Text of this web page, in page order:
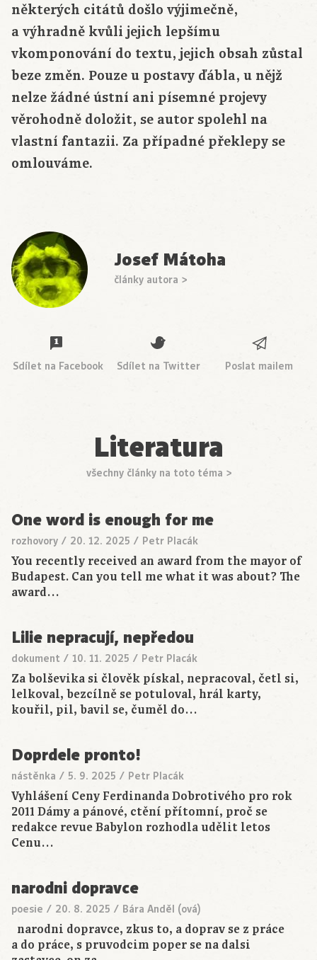
některých citátů došlo výjimečně,
a výhradně kvůli jejich lepšímu
vkomponování do textu, jejich obsah zůstal
beze změn. Pouze u postavy ďábla, u nějž
nelze žádné ústní ani písemné projevy
věrohodně doložit, se autor spolehl na
vlastní fantazii. Za případné překlepy se
omlouváme.
Josef Mátoha
články autora >
Sdílet na Facebook Sdílet na Twitter Poslat mailem
Literatura
všechny články na toto téma >
One word is enough for me
rozhovory / 20. 12. 2025 / Petr Placák
You recently received an award from the mayor of
Budapest. Can you tell me what it was about? The
award…
Lilie nepracují, nepředou
dokument / 10. 11. 2025 / Petr Placák
Za bolševika si člověk pískal, nepracoval, četl si,
lelkoval, bezcílně se potuloval, hrál karty,
kouřil, pil, bavil se, čuměl do…
Doprdele pronto!
nástěnka / 5. 9. 2025 / Petr Placák
Vyhlášení Ceny Ferdinanda Dobrotivého pro rok
2011 Dámy a pánové, ctění přítomní, proč se
redakce revue Babylon rozhodla udělit letos
Cenu…
narodni dopravce
poesie / 20. 8. 2025 / Bára Anděl (ová)
narodni dopravce, zkus to, a doprav se z práce
a do práce, s pruvodcim poper se na dalsi